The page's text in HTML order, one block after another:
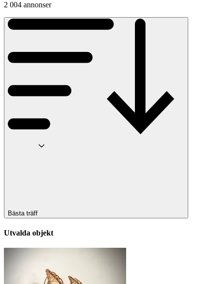
2 004 annonser
Bästa träff
Utvalda objekt